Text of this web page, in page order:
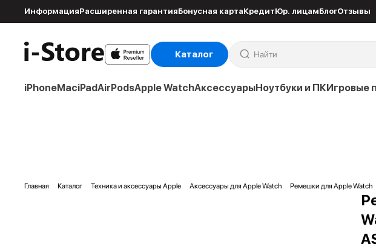
ИнформацияРасширенная гарантияБонусная картаКредитЮр. лицамБлогОтзывы
Каталог
iPhoneMaciPadAirPodsApple WatchАксессуарыНоутбуки и ПКИгровые
Главная Каталог Техника и аксессуары Apple Аксессуары для Apple Watch Ремешки для Apple Watch